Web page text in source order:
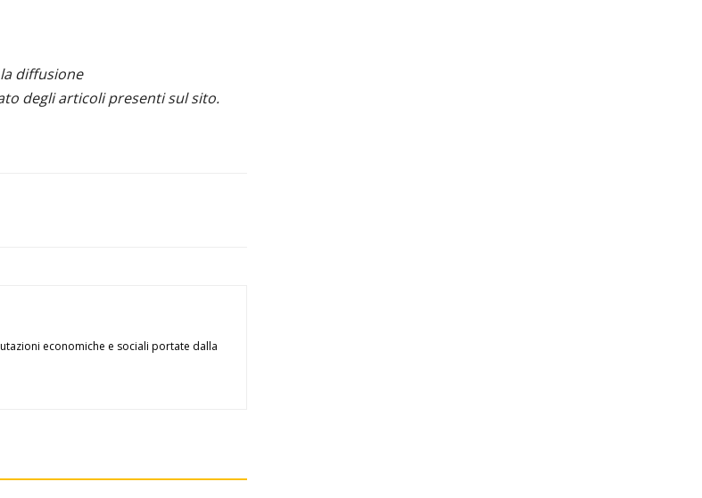
diffusione
degli articoli presenti sul sito.
economiche e sociali portate dalla